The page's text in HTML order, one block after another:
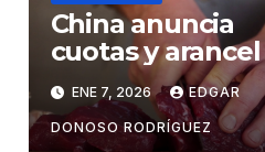
China anuncia
cuotas y arancel
exportaciones
carne desde
suramericanos;
ENE 7, 2026 EDGAR
DONOSO RODRÍGUEZ